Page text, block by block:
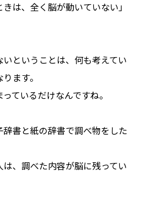
きは、全く脳が動いていない」
ということは、何も考えてい
ます。
ているだけなんですね。
辞書と紙の辞書で調べ物をした
、調べた内容が脳に残ってい